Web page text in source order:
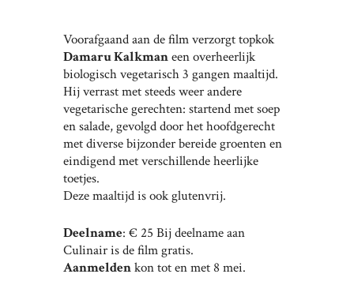
Voorafgaand aan de film verzorgt topkok
Damaru Kalkmaneen overheerlijk
biologisch vegetarisch 3 gangen maaltijd.
Hij verrast met steeds weer andere
vegetarische gerechten: startend met soep
en salade, gevolgd door het hoofdgerecht
met diverse bijzonder bereide groenten en
eindigend met verschillende heerlijke
toetjes.
Deze maaltijd is ook glutenvrij.
Deelname: € 25 Bij deelname aan
Culinair is de film gratis.
Aanmeldenkon tot en met 8 mei.